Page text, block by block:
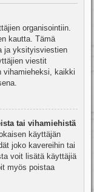
organisointiin.
kautta. Tämä
ja yksityisviestien
viestit
vihamieheksi, kaikki
tai vihamiehistä
käyttäjän
joko kavereihin tai
voit lisätä käyttäjiä
myös poistaa